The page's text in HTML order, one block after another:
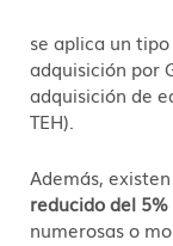
se aplica un
adquisición por
adquisición de
TEH).
Además,
reducido del 5%
numerosas o